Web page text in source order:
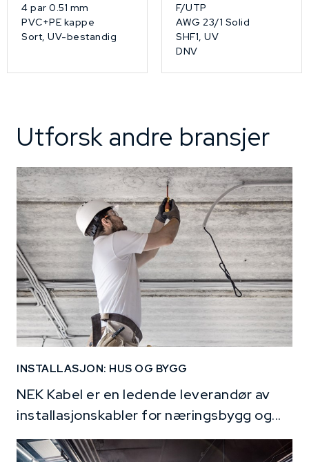
4 par 0.51 mm
PVC+PE kappe
Sort, UV-bestandig
F/UTP
AWG 23/1 Solid
SHF1, UV
DNV
Utforsk andre bransjer
INSTALLASJON: HUS OG BYGG
NEK Kabel er en ledende leverandør av
installasjonskabler for næringsbygg og...